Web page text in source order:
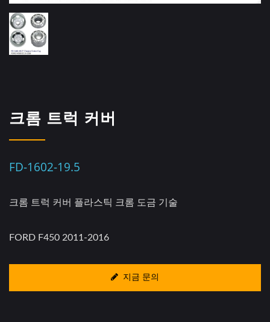
크롬 트럭 커버
FD-1602-19.5
크롬 트럭 커버 플라스틱 크롬 도금 기술
FORD F450 2011-2016
지금 문의